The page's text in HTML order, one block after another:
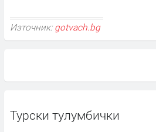
Източник: gotvach.bg
Турски тулумбички